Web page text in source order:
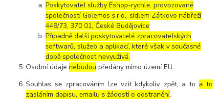
Poskytovatel služby Eshop-rychle, provozované
společností Golemos s.r.o., sídlem Zátkovo nábřeží
448/73, 370 01, České Budějovice
Případně další poskytovatelé zpracovatelských
softwarů, služeb a aplikací, které však v současné
době společnost nevyužívá.
Osobní údajenebudou předány mimo území EU.
Souhlas se zpracováním lze vzít kdykoliv zpět, a to a to
zasláním dopisu, emailu s žádostí o odstranění.